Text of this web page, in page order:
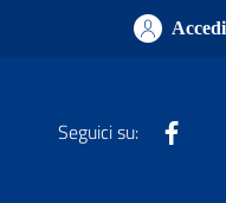
Seguici su: